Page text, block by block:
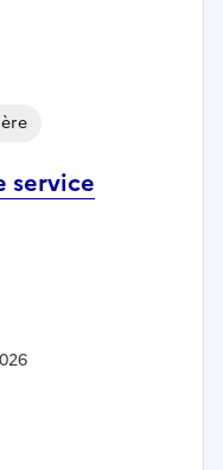
service
comptable service